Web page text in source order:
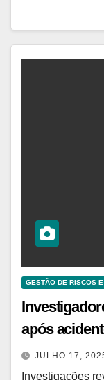
GESTÃO DE RISCOS
após
JULHO 17,
Investigações